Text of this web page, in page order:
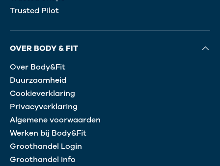
Trusted Pilot
OVER BODY & FIT
Over Body&Fit
Duurzaamheid
Cookieverklaring
Privacyverklaring
Algemene voorwaarden
Werken bij Body&Fit
Groothandel Login
Groothandel Info